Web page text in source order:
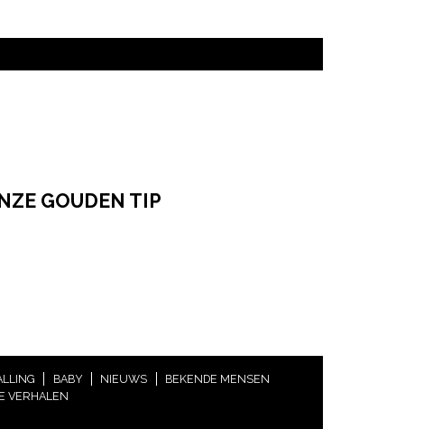
GOUDEN TIP
BABY NIEUWS
BEKENDE MENSEN
VERHALEN